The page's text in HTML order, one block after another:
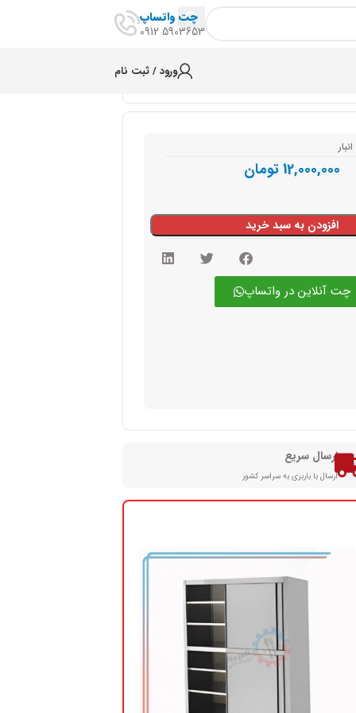
چت واتساپ
5903653 0912
ورود / ثبت نام
12,000,000تومان
افزودن به سبد خرید
چت آنلاین در واتساپ
ارسال سریع
ارسال با باربری به سراسر کشور